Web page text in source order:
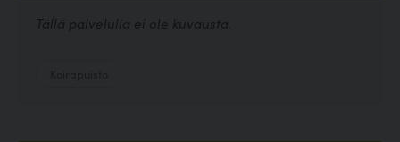
Tällä palvelulla ei ole kuvausta.